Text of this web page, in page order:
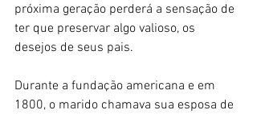
próxima geração perderá a sensação de
ter que preservar algo valioso, os
desejos de seus pais.
Durante a fundação americana e em
1800, o marido chamava sua esposa de